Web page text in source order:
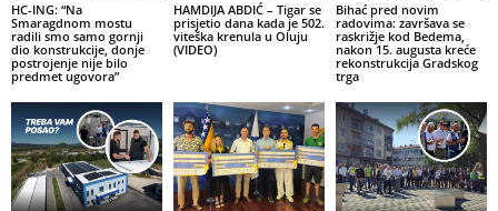
HC-ING: “Na
Smaragdnom mostu
radili smo samo gornji
dio konstrukcije, donje
postrojenje nije bilo
predmet ugovora”
HAMDIJA ABDIĆ – Tigar se
prisjetio dana kada je 502.
viteška krenula u Oluju
(VIDEO)
Bihać pred novim
radovima: završava se
raskrižje kod Bedema,
nakon 15. augusta kreće
rekonstrukcija Gradskog
trga